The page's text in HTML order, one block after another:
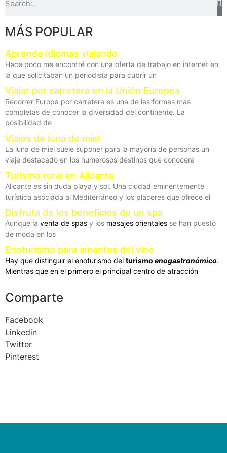
MÁS POPULAR
Aprende idiomas viajando
Hace poco me encontré con una oferta de trabajo en internet en
la que solicitaban un periodista para cubrir un
Viajar por carretera en la Unión Europea
Recorrer Europa por carretera es una de las formas más
completas de conocer la diversidad del continente. La
posibilidad de
Viajes de luna de miel
La luna de miel suele suponer para la mayoría de personas un
viaje destacado en los numerosos destinos que conocerá
Turismo rural en Alicante
Alicante es sin duda playa y sol. Una ciudad eminentemente
turística asociada al Mediterráneo y los placeres que ofrece el
Disfruta de los beneficios de un spa
Aunque la venta de spas y los masajes orientales se han puesto
de moda en los
Enoturismo para amantes del vino
Hay que distinguir el enoturismo del turismo enogastronómico.
Mientras que en el primero el principal centro de atracción
Comparte
Facebook
Linkedin
Twitter
Pinterest